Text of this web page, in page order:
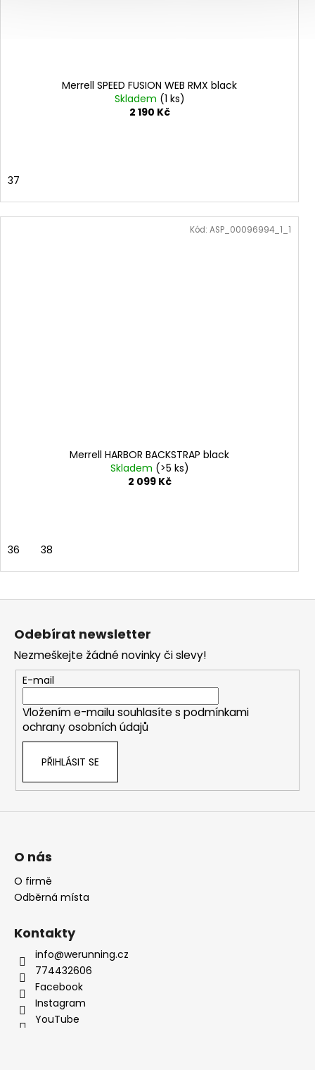
Merrell SPEED FUSION WEB RMX black
Skladem (1 ks)
2 190 Kč
37
Merrell HARBOR BACKSTRAP black
Skladem (>5 ks)
2 099 Kč
36 38
Kód: ASP_00096994_1_1
Odebírat newsletter
Nezmeškejte žádné novinky či slevy!
E-mail
Vložením e-mailu souhlasíte s podmínkami
ochrany osobních údajů
PŘIHLÁSIT SE
O nás
O firmě
Odběrná místa
Kontakty
info@werunning.cz
774432606
Facebook
Instagram
YouTube